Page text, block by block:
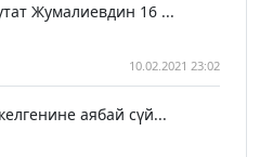
Жумалиевдин 16 ...
10.02.2021 23:02
аябай сүй...